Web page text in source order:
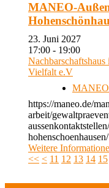
MANEO-
23. Juni 2027
17:00 - 19:00
Vielfalt e.V
https://maneo.de/
arbeit/
hohenschoenhausen/
Weitere
<< < 11 12 13 14 15